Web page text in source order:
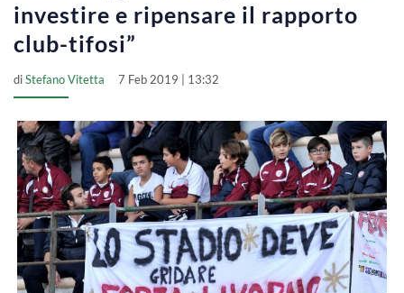
investire e ripensare il rapporto
club-tifosi”
diStefano Vitetta 7 Feb 2019 | 13:32